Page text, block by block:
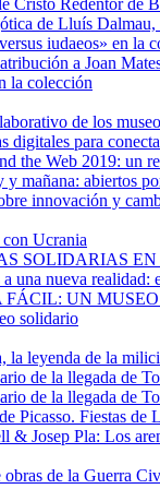
Cristo Redentor de
de Lluís Dalmau,
iudaeos» en la
a Joan
la colección
de los
digitales para
the Web 2019: un
y mañana: abiertos
innovación y
Ucrania
SOLIDARIAS
una nueva realidad:
FÁCIL: UN
solidario
la leyenda de la
de la llegada de
de la llegada de
Picasso. Fiestas de
& Josep Pla: Los
de la Guerra